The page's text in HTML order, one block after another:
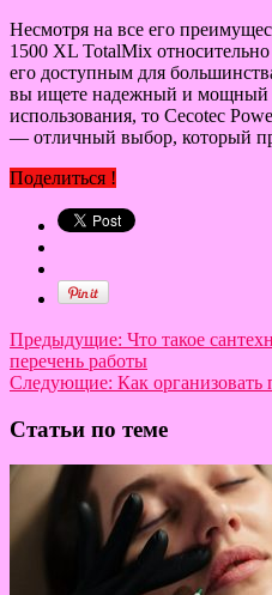
Несмотря на все его
1500 XL TotalMix
его доступным для
вы ищете надежный и мощный
использования, то Cecotec
— отличный выбор, который
Поделиться !
Предыдущие: Что такое
перечень работы
Следующие: Как
Статьи по теме